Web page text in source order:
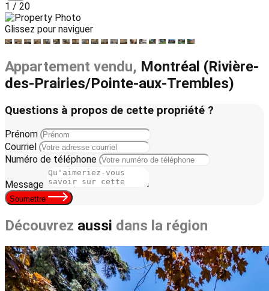
1 / 20
Glissez pour naviguer
Appartement vendu, Montréal (Rivière-
des-Prairies/Pointe-aux-Trembles)
Questions à propos de cette propriété ?
Prénom
Courriel
Numéro de téléphone
Message
Soumettre
Découvrez aussi dans la région